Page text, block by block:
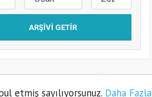
etmiş sayılıyorsunuz. Daha Fazla
ARŞIVI GETIR
Gizlilik Politikası Sitene Ekle İletişim